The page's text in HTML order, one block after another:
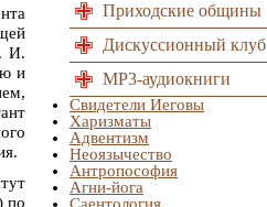
И.
и
по
Приходские общины
Дискуссионный клуб
MP3-аудиокниги
Свидетели Иеговы
Харизматы
Адвентизм
Неоязычество
Антропософия
Агни-йога